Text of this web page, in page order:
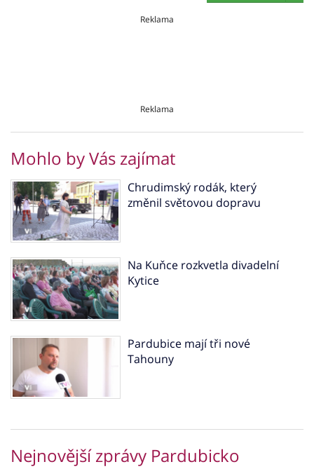
Reklama
Reklama
Mohlo by Vás zajímat
Chrudimský rodák, který
změnil světovou dopravu
Na Kuňce rozkvetla divadelní
Kytice
Pardubice mají tři nové
Tahouny
Nejnovější zprávy Pardubicko